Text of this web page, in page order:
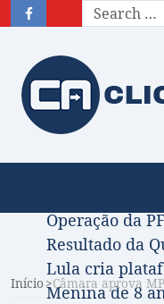
Obituário –
Comissão
Operação da
Resultado da
Lula cria
Menina de 8
Início Câmara aprova